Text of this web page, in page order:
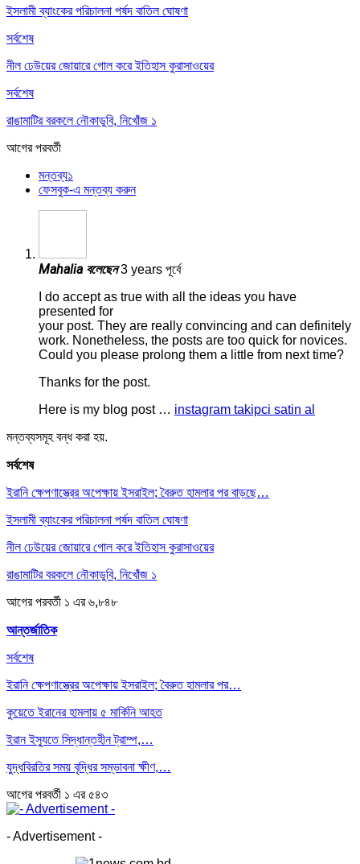
ইসলামী ব্যাংকের পরিচালনা পর্ষদ বাতিল ঘোষণা
সর্বশেষ
নীল ঢেউয়ের জোয়ারে গোল করে ইতিহাস কুরাসাওয়ের
সর্বশেষ
রাঙামাটির বরকলে নৌকাডুবি, নিখোঁজ ১
আগেরপরবর্তী
মন্তব্য১
ফেসবুক-এ মন্তব্য করুন
Mahalia বলেছেন 3 years পূর্বে
I do accept as true with all the ideas you have
presented for
your post. They are really convincing and can definitely
work. Nonetheless, the posts are too quick for novices.
Could you please prolong them a little from next time?
Thanks for the post.
Here is my blog post … instagram takipci satin al
মন্তব্যসমূহ বন্ধ করা হয়.
সর্বশেষ
ইরানি ক্ষেপণাস্ত্রের অপেক্ষায় ইসরাইল; বৈরুত হামলার পর বাড়ছে…
ইসলামী ব্যাংকের পরিচালনা পর্ষদ বাতিল ঘোষণা
নীল ঢেউয়ের জোয়ারে গোল করে ইতিহাস কুরাসাওয়ের
রাঙামাটির বরকলে নৌকাডুবি, নিখোঁজ ১
আগেরপরবর্তী ১ এর ৬,৮৪৮
আন্তর্জাতিক
সর্বশেষ
ইরানি ক্ষেপণাস্ত্রের অপেক্ষায় ইসরাইল; বৈরুত হামলার পর…
কুয়েতে ইরানের হামলায় ৫ মার্কিনি আহত
ইরান ইস্যুতে সিদ্ধান্তহীন ট্রাম্প,…
যুদ্ধবিরতির সময় বৃদ্ধির সম্ভাবনা ক্ষীণ,…
আগেরপরবর্তী ১ এর ৫৪৩
- Advertisement -